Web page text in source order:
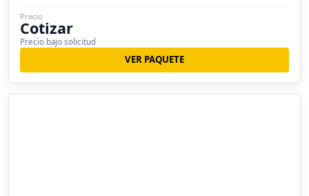
Precio
Cotizar
Precio bajo solicitud
VER PAQUETE